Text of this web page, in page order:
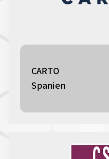
CARTO
Spanien